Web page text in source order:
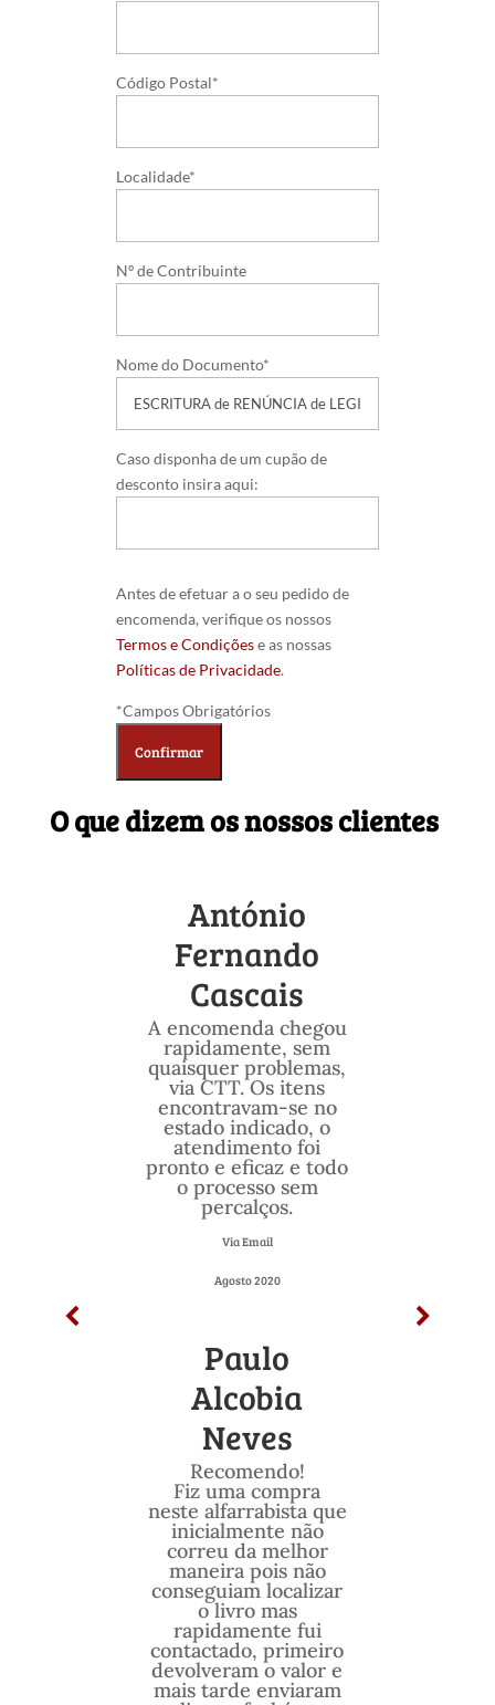
Código Postal*
Localidade*
Nº de Contribuinte
Nome do Documento*
Caso disponha de um cupão de
desconto insira aqui:
Antes de efetuar a o seu pedido de
encomenda, verifique os nossos
Termos e Condiçõese as nossas
Políticas de Privacidade.
*Campos Obrigatórios
O que dizem os nossos clientes
António
Fernando
Cascais
A encomenda chegou
rapidamente, sem
quaisquer problemas,
via CTT. Os itens
encontravam-se no
estado indicado, o
atendimento foi
pronto e eficaz e todo
o processo sem
percalços.
Via Email
Agosto 2020
Paulo
Alcobia
Neves
Recomendo!
Fiz uma compra
neste alfarrabista que
inicialmente não
correu da melhor
maneira pois não
conseguiam localizar
o livro mas
rapidamente fui
contactado, primeiro
devolveram o valor e
mais tarde enviaram